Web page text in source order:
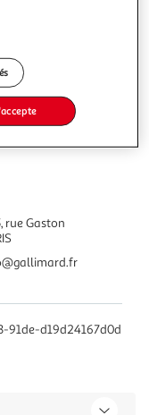
rue Gaston
91de-d19d24167d0d